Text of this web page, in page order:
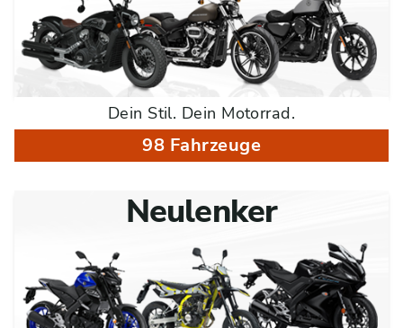
Dein Stil. Dein Motorrad.
98 Fahrzeuge
Neulenker